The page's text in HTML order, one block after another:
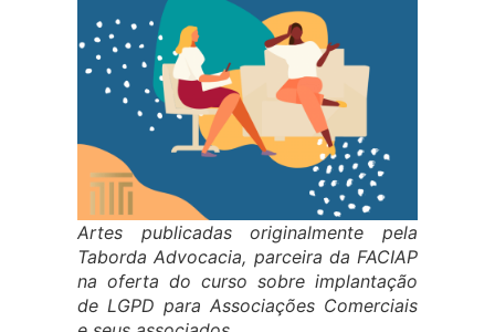
Artes publicadas originalmente pela
Taborda Advocacia, parceira da FACIAP
na oferta do curso sobre implantação
de LGPD para Associações Comerciais